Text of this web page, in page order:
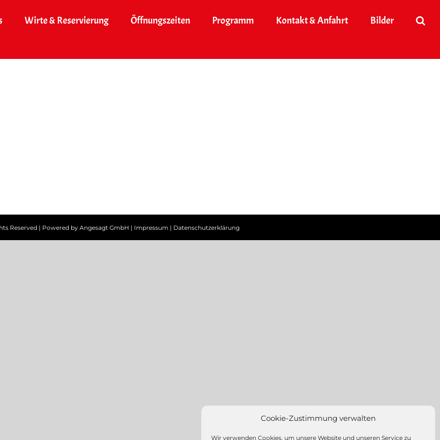
Cookie-Zustimmung verwalten
Wir verwenden Cookies, um unsere Website und unseren Service zu
Wirte & Reservierung Öffnungszeiten Programm Kontakt & Anfahrt Bilder
Reserved | Powered by Angesagt GmbH | Impressum | Datenschutzerklärung